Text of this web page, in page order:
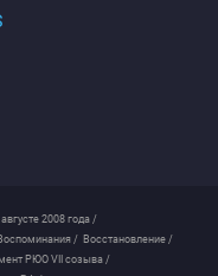
2008 года /
/ Восстановление /
РЮО VII созыва /